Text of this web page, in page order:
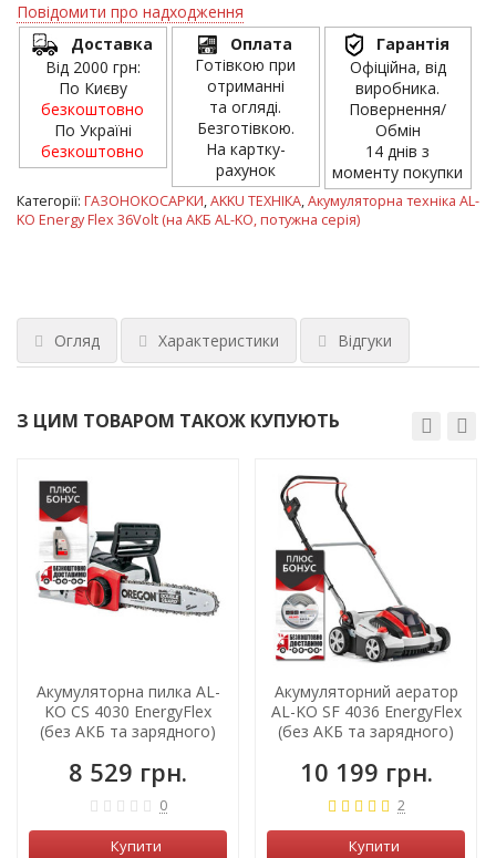
Повідомити про надходження
Доставка
Від 2000 грн:
По Києву
безкоштовно
По Україні
безкоштовно
Оплата
Готівкою при
отриманні
та огляді.
Безготівкою.
На картку-
рахунок
Гарантія
Офіційна, від
виробника.
Повернення/
Обмін
14 днів з
моменту покупки
Категорії: ГАЗОНОКОСАРКИ,AKKU ТЕХНІКА,Акумуляторна техніка AL-
KO Energy Flex 36Volt (на АКБ AL-KO, потужна серія)
Огляд Характеристики Відгуки
З ЦИМ ТОВАРОМ ТАКОЖ КУПУЮТЬ
Акумуляторна пилка AL-
KO CS 4030 EnergyFlex
(без АКБ та зарядного)
8 529 грн.
0
Купити
Акумуляторний аератор
AL-KO SF 4036 EnergyFlex
(без АКБ та зарядного)
10 199 грн.
2
Купити